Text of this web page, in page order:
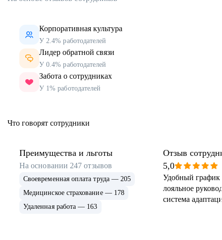
Корпоративная культура
У 2.4% работодателей
Лидер обратной связи
У 0.4% работодателей
Забота о сотрудниках
У 1% работодателей
Что говорят сотрудники
Преимущества и льготы
На основании 247 отзывов
Своевременная оплата труда — 205
Медицинское страхование — 178
Удаленная работа — 163
Отзыв
5,0
Удобный график
лояльное
система